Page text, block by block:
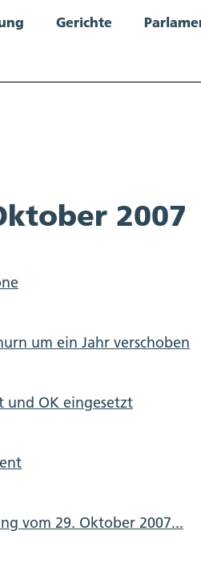
Gerichte
2007
um ein Jahr verschoben
und OK eingesetzt
vom 29. Oktober 2007...